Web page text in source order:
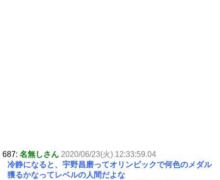
687: 名無しさん 2020/06/23(火) 12:33:59.04
冷静になると、宇野昌磨ってオリンピックで何色のメダル
獲るかなってレベルの人間だよな